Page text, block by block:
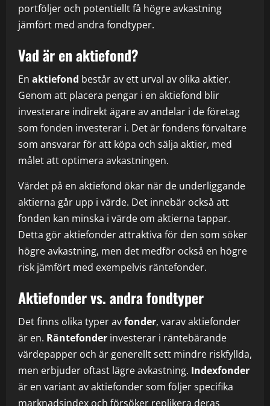
portföljer och potentiellt få högre avkastning
jämfört med andra fondtyper.
Vad är en aktiefond?
En aktiefond består av ett urval av olika aktier.
Genom att placera pengar i en aktiefond blir
investerare indirekt ägare av andelar i de företag
som fonden investerar i. Det är fondens förvaltare
som ansvarar för att köpa och sälja aktier, med
målet att optimera avkastningen.
Värdet på en aktiefond ökar när de underliggande
aktierna går upp i värde. Det innebär också att
fonden kan minska i värde om aktierna tappar.
Detta gör aktiefonder attraktiva för den som söker
högre avkastning, men det medför också en högre
risk jämfört med exempelvis räntefonder.
Aktiefonder vs. andra fondtyper
Det finns olika typer avfonder, varav aktiefonder
är en. Räntefonder investerar i räntebärande
värdepapper och är generellt sett mindre riskfyllda,
men erbjuder oftast lägre avkastning. Indexfonder
är en variant av aktiefonder som följer specifika
marknadsindex och försöker replikera deras